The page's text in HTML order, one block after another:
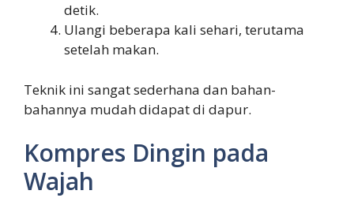
detik.
Ulangi beberapa kali sehari, terutama
setelah makan.
Teknik ini sangat sederhana dan bahan-
bahannya mudah didapat di dapur.
Kompres Dingin pada
Wajah